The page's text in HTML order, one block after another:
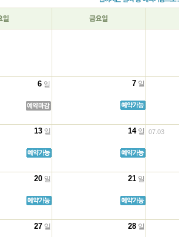
6 일 7 일
13 일 14 일 07.03
20 일 21 일
27 일 28 일